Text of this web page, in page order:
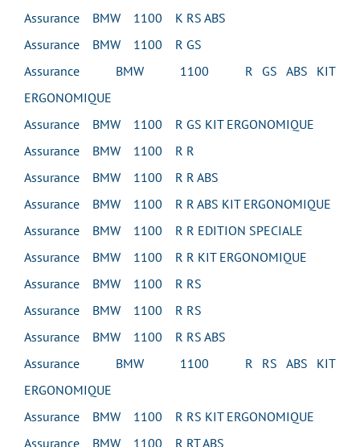
Assurance BMW 1100 K RS ABS
Assurance BMW 1100 R GS
Assurance BMW 1100 R GS ABS KIT
ERGONOMIQUE
Assurance BMW 1100 R GS KIT ERGONOMIQUE
Assurance BMW 1100 R R
Assurance BMW 1100 R R ABS
Assurance BMW 1100 R R ABS KIT ERGONOMIQUE
Assurance BMW 1100 R R EDITION SPECIALE
Assurance BMW 1100 R R KIT ERGONOMIQUE
Assurance BMW 1100 R RS
Assurance BMW 1100 R RS
Assurance BMW 1100 R RS ABS
Assurance BMW 1100 R RS ABS KIT
ERGONOMIQUE
Assurance BMW 1100 R RS KIT ERGONOMIQUE
Assurance BMW 1100 R RT ABS